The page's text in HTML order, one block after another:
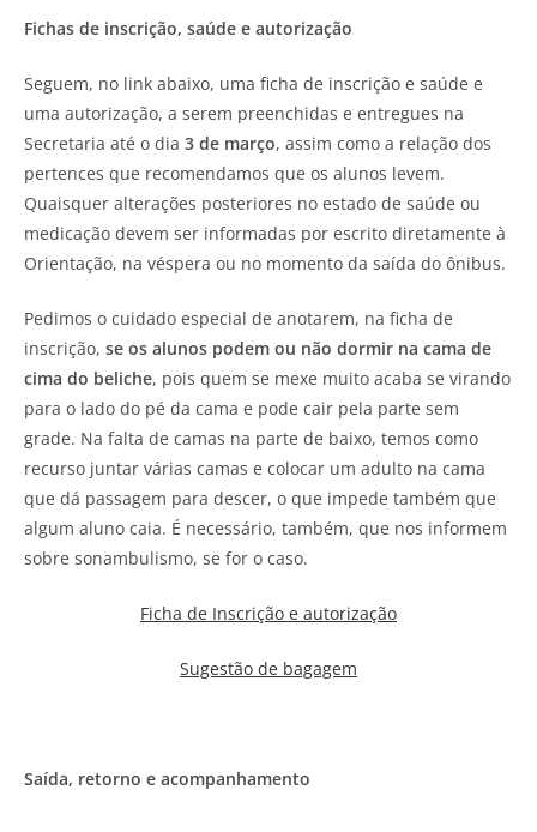
Fichas de inscrição, saúde e autorização
Seguem, no link abaixo, uma ficha de inscrição e saúde e
uma autorização, a serem preenchidas e entregues na
Secretaria até o dia 3 de março, assim como a relação dos
pertences que recomendamos que os alunos levem.
Quaisquer alterações posteriores no estado de saúde ou
medicação devem ser informadas por escrito diretamente à
Orientação, na véspera ou no momento da saída do ônibus.
Pedimos o cuidado especial de anotarem, na ficha de
inscrição, se os alunos podem ou não dormir na cama de
cima do beliche, pois quem se mexe muito acaba se virando
para o lado do pé da cama e pode cair pela parte sem
grade. Na falta de camas na parte de baixo, temos como
recurso juntar várias camas e colocar um adulto na cama
que dá passagem para descer, o que impede também que
algum aluno caia. É necessário, também, que nos informem
sobre sonambulismo, se for o caso.
Ficha de Inscrição e autorização
Sugestão de bagagem
Saída, retorno e acompanhamento